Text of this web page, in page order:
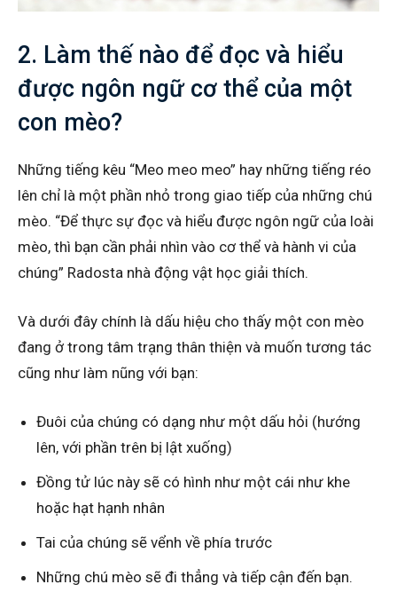
2. Làm thế nào để đọc và hiểu
được ngôn ngữ cơ thể của một
con mèo?
Những tiếng kêu “Meo meo meo” hay những tiếng réo
lên chỉ là một phần nhỏ trong giao tiếp của những chú
mèo. “Để thực sự đọc và hiểu được ngôn ngữ của loài
mèo, thì bạn cần phải nhìn vào cơ thể và hành vi của
chúng” Radosta nhà động vật học giải thích.
Và dưới đây chính là dấu hiệu cho thấy một con mèo
đang ở trong tâm trạng thân thiện và muốn tương tác
cũng như làm nũng với bạn:
Đuôi của chúng có dạng như một dấu hỏi (hướng
lên, với phần trên bị lật xuống)
Đồng tử lúc này sẽ có hình như một cái như khe
hoặc hạt hạnh nhân
Tai của chúng sẽ vểnh về phía trước
Những chú mèo sẽ đi thẳng và tiếp cận đến bạn.